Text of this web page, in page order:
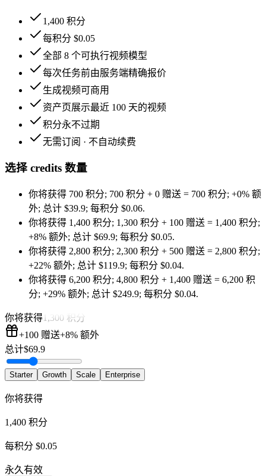
1,400 积分
每积分 $0.05
全部 8 个可执行视频模型
每次任务前由服务端精确报价
生成视频可商用
资产页展示最近 100 天的视频
积分永不过期
无需订阅 · 不自动续费
选择 credits 数量
你将获得 700 积分; 700 积分 + 0 赠送 = 700 积分; +0% 额
外; 总计 $39.9; 每积分 $0.06.
你将获得 1,400 积分; 1,300 积分 + 100 赠送 = 1,400 积分;
+8% 额外; 总计 $69.9; 每积分 $0.05.
你将获得 2,800 积分; 2,300 积分 + 500 赠送 = 2,800 积分;
+22% 额外; 总计 $119.9; 每积分 $0.04.
你将获得 6,200 积分; 4,800 积分 + 1,400 赠送 = 6,200 积
分; +29% 额外; 总计 $249.9; 每积分 $0.04.
你将获得1,300 积分
+100 赠送+8% 额外
总计$69.9
Starter Growth Scale Enterprise
你将获得
1,400 积分
每积分 $0.05
永久有效